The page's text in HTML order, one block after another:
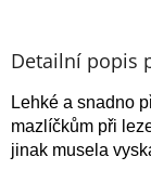
Detailní popis
Lehké a snadno
mazlíčkům při
jinak musela